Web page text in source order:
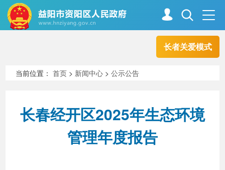
长者关爱模式
走进资阳
新闻中心 解读回应
当前位置：首页 > 新闻中心 >公示公告
长春经开区2025年生态环境
管理年度报告